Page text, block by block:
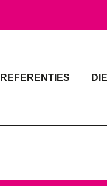
REFERENTIES